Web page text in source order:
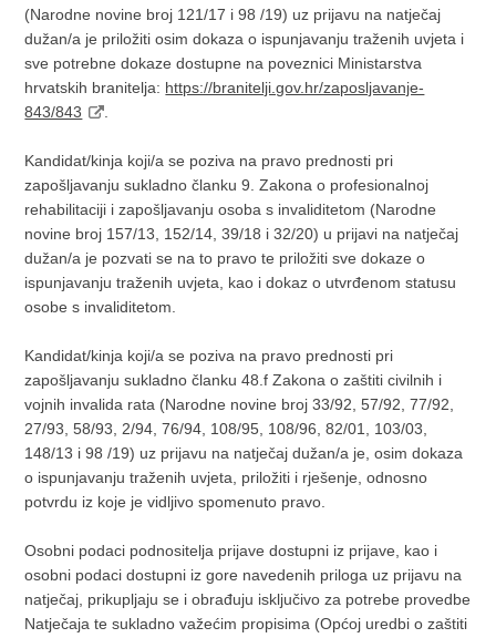
(Narodne novine broj 121/17 i 98 /19) uz prijavu na natječaj
dužan/a je priložiti osim dokaza o ispunjavanju traženih uvjeta i
sve potrebne dokaze dostupne na poveznici Ministarstva
hrvatskih branitelja: https://branitelji.gov.hr/zaposljavanje-
843/843
Kandidat/kinja koji/a se poziva na pravo prednosti pri
zapošljavanju sukladno članku 9. Zakona o profesionalnoj
rehabilitaciji i zapošljavanju osoba s invaliditetom (Narodne
novine broj 157/13, 152/14, 39/18 i 32/20) u prijavi na natječaj
dužan/a je pozvati se na to pravo te priložiti sve dokaze o
ispunjavanju traženih uvjeta, kao i dokaz o utvrđenom statusu
osobe s invaliditetom.
Kandidat/kinja koji/a se poziva na pravo prednosti pri
zapošljavanju sukladno članku 48.f Zakona o zaštiti civilnih i
vojnih invalida rata (Narodne novine broj 33/92, 57/92, 77/92,
27/93, 58/93, 2/94, 76/94, 108/95, 108/96, 82/01, 103/03,
148/13 i 98 /19) uz prijavu na natječaj dužan/a je, osim dokaza
o ispunjavanju traženih uvjeta, priložiti i rješenje, odnosno
potvrdu iz koje je vidljivo spomenuto pravo.
Osobni podaci podnositelja prijave dostupni iz prijave, kao i
osobni podaci dostupni iz gore navedenih priloga uz prijavu na
natječaj, prikupljaju se i obrađuju isključivo za potrebe provedbe
Natječaja te sukladno važećim propisima (Općoj uredbi o zaštiti